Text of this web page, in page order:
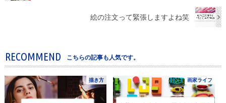
絵の注文って緊張しますよね笑
RECOMMEND こちらの記事も人気です。
描き方 画家ライフ